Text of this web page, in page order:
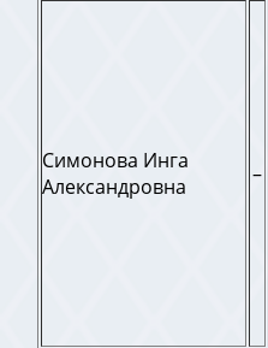
Симонова Инга
Александровна
–